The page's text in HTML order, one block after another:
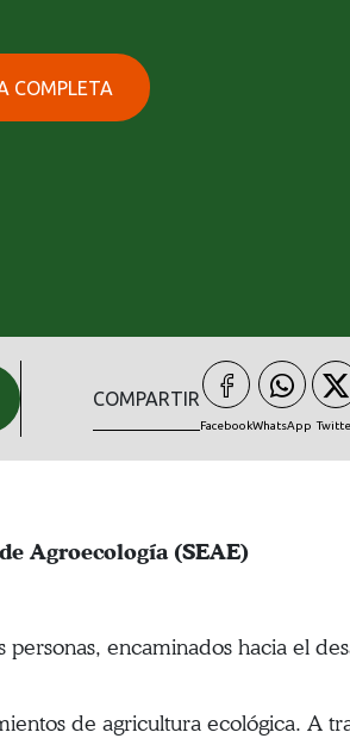
COMPLETA
COMPARTIR
FacebookWhatsApp
Agroecología (SEAE)
encaminados hacia el
de agricultura ecológica. A